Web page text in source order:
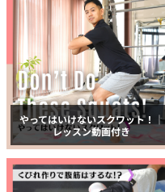
やってはいけないスクワット！｜
レッスン動画付き